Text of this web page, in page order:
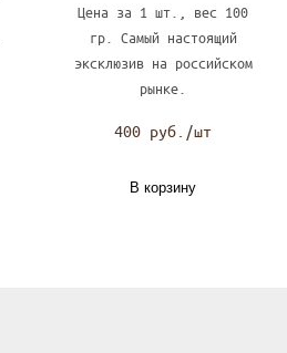
Цена за 1 шт., вес 100
гр. Самый настоящий
эксклюзив на российском
рынке.
400 руб./шт
В корзину